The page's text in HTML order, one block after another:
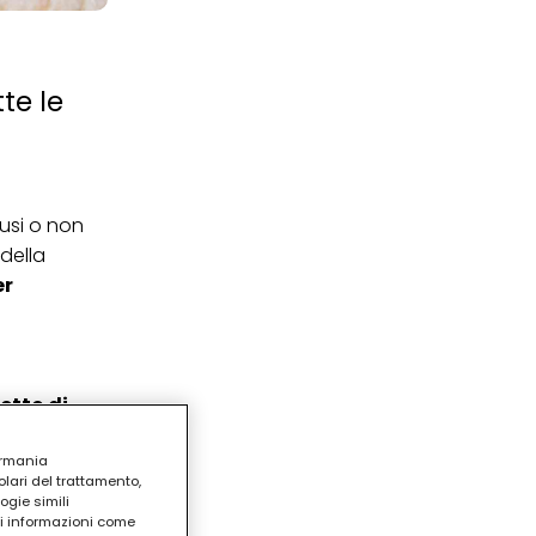
le
o non
di
agire per
avrai
del trattamento,
simili
informazioni come